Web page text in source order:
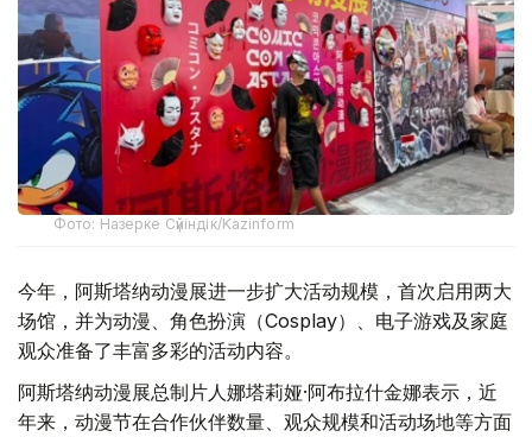
Фото: Назерке Сүйіндік/Kazinform
今年，阿斯塔纳动漫展进一步扩大活动规模，首次启用两大
场馆，并为动漫、角色扮演（Cosplay）、电子游戏及家庭
观众准备了丰富多彩的活动内容。
阿斯塔纳动漫展总制片人娜塔莉娅·阿布拉什金娜表示，近
年来，动漫节在合作伙伴数量、观众规模和活动场地等方面